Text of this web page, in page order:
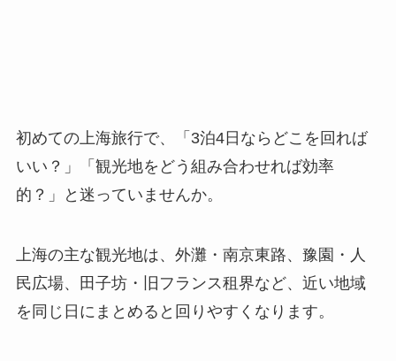
初めての上海旅行で、「3泊4日ならどこを回れば
いい？」「観光地をどう組み合わせれば効率
的？」と迷っていませんか。
上海の主な観光地は、外灘・南京東路、豫園・人
民広場、田子坊・旧フランス租界など、近い地域
を同じ日にまとめると回りやすくなります。